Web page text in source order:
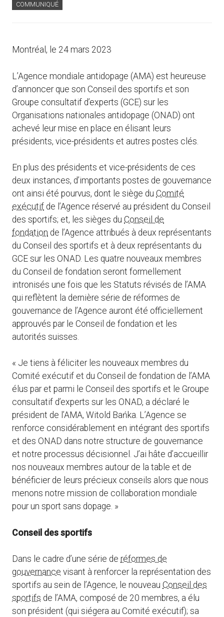
COMMUNIQUÉ
Montréal, le 24 mars 2023
L’Agence mondiale antidopage (AMA) est heureuse
d’annoncer que son Conseil des sportifs et son
Groupe consultatif d’experts (GCE) sur les
Organisations nationales antidopage (ONAD) ont
achevé leur mise en place en élisant leurs
présidents, vice-présidents et autres postes clés.
En plus des présidents et vice-présidents de ces
deux instances, d’importants postes de gouvernance
ont ainsi été pourvus, dont le siège du Comité
exécutif de l’Agence réservé au président du Conseil
des sportifs; et, les sièges du Conseil de
fondation de l’Agence attribués à deux représentants
du Conseil des sportifs et à deux représentants du
GCE sur les ONAD. Les quatre nouveaux membres
du Conseil de fondation seront formellement
intronisés une fois que les Statuts révisés de l’AMA
qui reflètent la dernière série de réformes de
gouvernance de l’Agence auront été officiellement
approuvés par le Conseil de fondation et les
autorités suisses.
« Je tiens à féliciter les nouveaux membres du
Comité exécutif et du Conseil de fondation de l’AMA
élus par et parmi le Conseil des sportifs et le Groupe
consultatif d’experts sur les ONAD, a déclaré le
président de l’AMA, Witold Bańka. L’Agence se
renforce considérablement en intégrant des sportifs
et des ONAD dans notre structure de gouvernance
et notre processus décisionnel. J’ai hâte d’accueillir
nos nouveaux membres autour de la table et de
bénéficier de leurs précieux conseils alors que nous
menons notre mission de collaboration mondiale
pour un sport sans dopage. »
Conseil des sportifs
Dans le cadre d’une série de réformes de
gouvernance visant à renforcer la représentation des
sportifs au sein de l’Agence, le nouveau Conseil des
sportifs de l’AMA, composé de 20 membres, a élu
son président (qui siégera au Comité exécutif); sa